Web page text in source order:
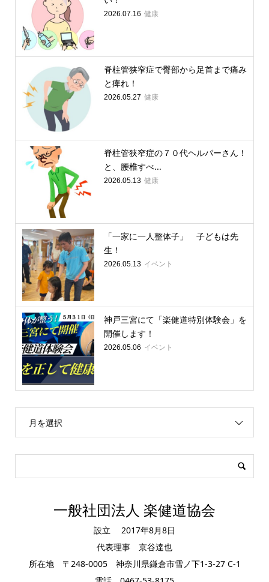
2026.07.16 健康
脊柱管狭窄症で臀部から足首まで痛み
と痺れ！
2026.05.27 健康
脊柱管狭窄症の７０代ヘルパーさん！
と、腰椎すべ...
2026.05.13 健康
「一家に一人整体子」 子どもは先
生！
2026.05.13 イベント
神戸三宮にて「楽健道特別体験会」を
開催します！
2026.05.06 イベント
月を選択
一般社団法人 楽健道協会
設立 2017年8月8日
代表理事 京谷達也
所在地 〒248-0005 神奈川県鎌倉市雪ノ下1-3-27 C-1